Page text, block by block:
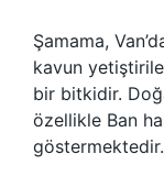
Şamama,
kavun
bir bitkidir.
özellikle Ban
göstermektedir.